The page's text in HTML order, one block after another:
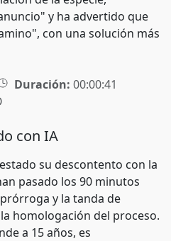
y ha advertido que
con una solución más
Duración: 00:00:41
con IA
su descontento con la
pasado los 90 minutos
y la tanda de
homologación del proceso.
a 15 años, es